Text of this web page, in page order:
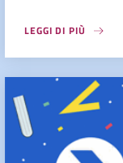
LEGGI DI PIÙ